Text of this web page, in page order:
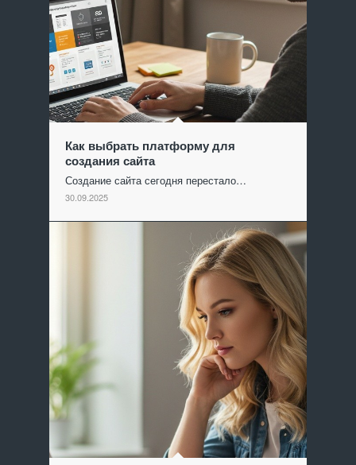
Как выбрать платформу для
создания сайта
Создание сайта сегодня перестало…
30.09.2025